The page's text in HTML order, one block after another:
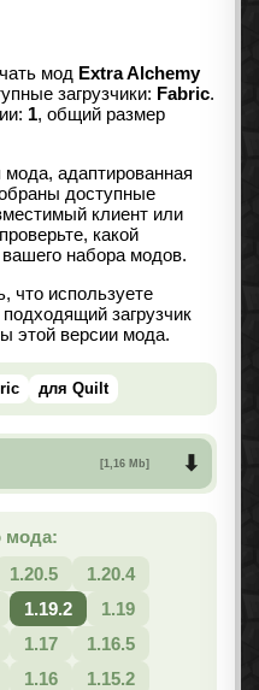
мод Extra Alchemy
загрузчики: Fabric.
1, общий размер
адаптированная
доступные
клиент или
какой
набора модов.
что используете
загрузчик
этой версии мода.
для Quilt
[1,16 Mb]
мода:
1.20.5
1.20.4
1.19.2
1.19
1.17
1.16.5
1.16
1.15.2